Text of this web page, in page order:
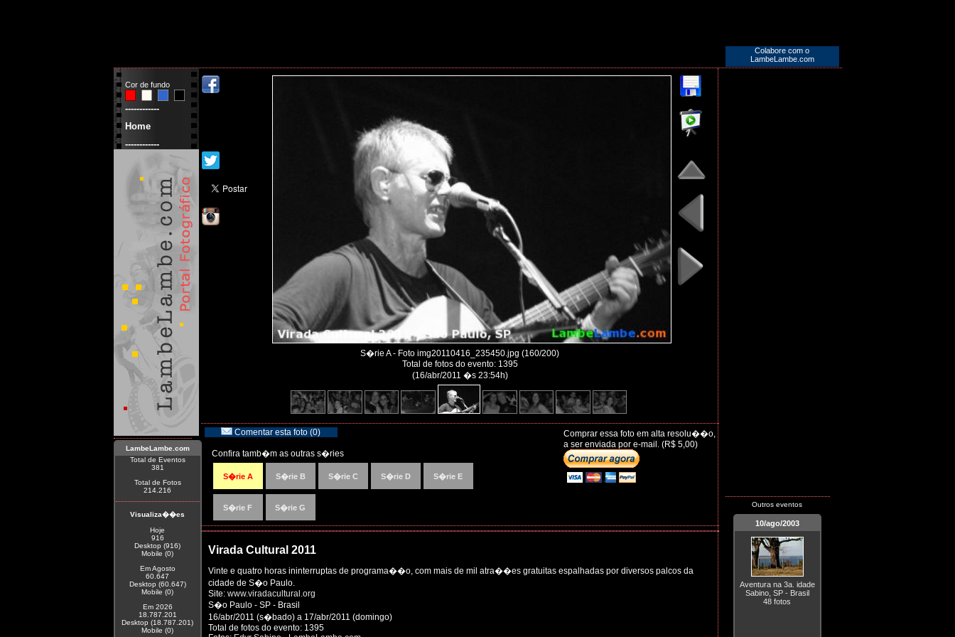
Colabore com o
LambeLambe.com
Cor de fundo
------------
Home
------------
LambeLambe.com
Total de Eventos
381
Total de Fotos
214.216
Visualiza��es
Hoje
916
Desktop (916)
Mobile (0)
Em Agosto
60.647
Desktop (60.647)
Mobile (0)
Em 2026
18.787.201
Desktop (18.787.201)
Mobile (0)
S�rie A - Foto img20110416_235450.jpg (160/200)
Total de fotos do evento: 1395
(16/abr/2011 �s 23:54h)
Comprar essa foto em alta resolu��o,
a ser enviada por e-mail. (R$ 5,00)
Comentar esta foto (0)
Confira tamb�m as outras s�ries
S�rie A S�rie B S�rie C S�rie D S�rie E
S�rie F S�rie G
Virada Cultural 2011
Vinte e quatro horas ininterruptas de programa��o, com mais de mil atra��es gratuitas espalhadas por diversos palcos da
cidade de S�o Paulo.
Site: www.viradacultural.org
S�o Paulo - SP - Brasil
16/abr/2011 (s�bado) a 17/abr/2011 (domingo)
Total de fotos do evento: 1395
Outros eventos
10/ago/2003
Aventura na 3a. idade
Sabino, SP - Brasil
48 fotos